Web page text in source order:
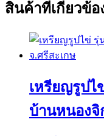
สินค้าที่เกี่ยวข้อ
เหรียญรูปไ
บ้านหนองจิ